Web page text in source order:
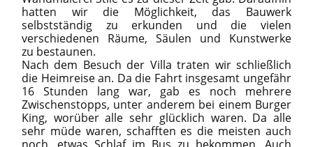
hatten wir die Möglichkeit, das Bauwerk
selbstständig zu erkunden und die vielen
verschiedenen Räume, Säulen und Kunstwerke
zu bestaunen.
Nach dem Besuch der Villa traten wir schließlich
die Heimreise an. Da die Fahrt insgesamt ungefähr
16 Stunden lang war, gab es noch mehrere
Zwischenstopps, unter anderem bei einem Burger
King, worüber alle sehr glücklich waren. Da alle
sehr müde waren, schafften es die meisten auch